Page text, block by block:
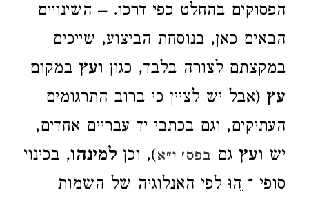
הפסוקים בהחלט כפי דרכו. – השינויים
הבאים כאן, בנוסחת הביצוע, שייכים
במקצתם לצורה בלבד, כגון ועץ במקום
עץ (אבל יש לציין כי ברוב התרגומים
העתיקים, וגם בכתבי יד עבריים אחדים,
יש ועץ גם בפס׳ י״א), וכן למינהו, בכינוי
סופי ־ ֵהוּ לפי האנלוגיה של השמות